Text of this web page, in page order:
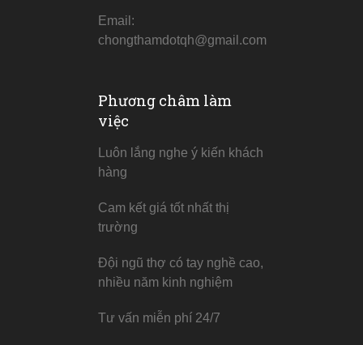
Email:
chongthamdotqh@gmail.com
Phương châm làm
việc
Luôn lắng nghe ý kiến khách
hàng
Cam kết giá tốt nhất thị
trường
Đội ngũ thợ có tay nghề cao,
nhiều năm kinh nghiệm
Tư vấn miễn phí 24/7